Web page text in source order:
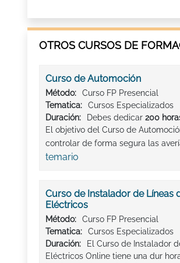
OTROS CURSOS DE
Curso de Automoción
Método:
Curso FP Presencial
Tematica:
Cursos Especializados
Duración:
Debes dedicar 200
El objetivo del Curso de
controlar de forma segura las
temario
Curso de Instalador de Líneas
Eléctricos
Método:
Curso FP Presencial
Tematica:
Cursos Especializados
Duración:
El Curso de Instalador
Eléctricos Online tiene una dur